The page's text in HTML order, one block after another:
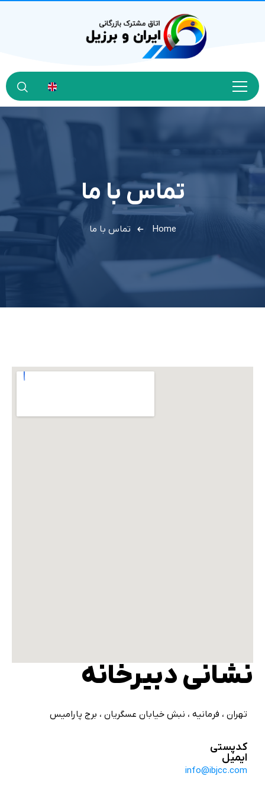
تماس با ما
Home تماس با ما
نشانی دبیرخانه
تهران ، فرمانیه ، نبش خیابان عسگریان ، برج پارامیس
کدپستي
ایمیل
info@ibjcc.com